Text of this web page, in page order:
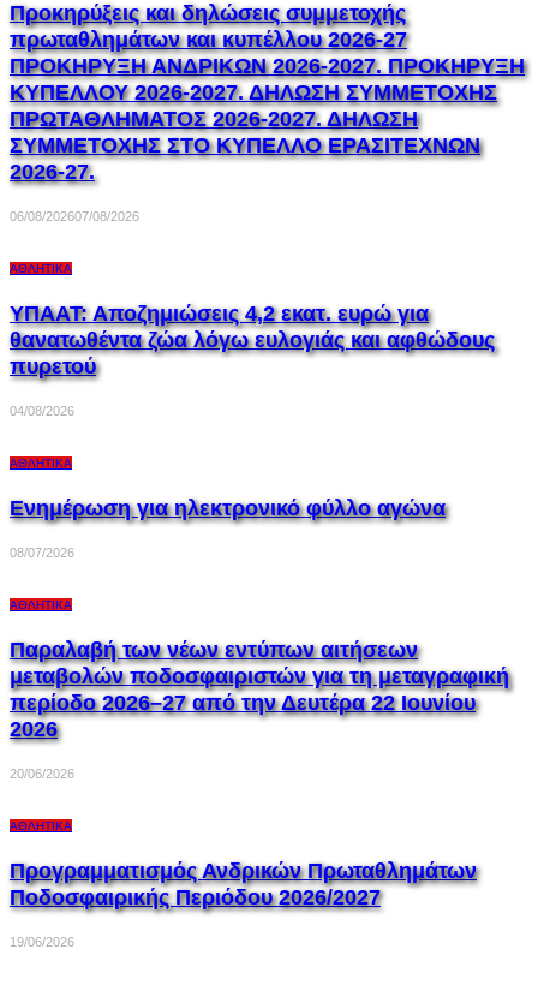
Προκηρύξεις και δηλώσεις συμμετοχής
πρωταθλημάτων και κυπέλλου 2026-27
ΠΡΟΚΗΡΥΞΗ ΑΝΔΡΙΚΩΝ 2026-2027. ΠΡΟΚΗΡΥΞΗ
ΚΥΠΕΛΛΟΥ 2026-2027. ΔΗΛΩΣΗ ΣΥΜΜΕΤΟΧΗΣ
ΠΡΩΤΑΘΛΗΜΑΤΟΣ 2026-2027. ΔΗΛΩΣΗ
ΣΥΜΜΕΤΟΧΗΣ ΣΤΟ ΚΥΠΕΛΛΟ ΕΡΑΣΙΤΕΧΝΩΝ
2026-27.
06/08/202607/08/2026
ΑΘΛΗΤΙΚΆ
ΥΠΑΑΤ: Αποζημιώσεις 4,2 εκατ. ευρώ για
θανατωθέντα ζώα λόγω ευλογιάς και αφθώδους
πυρετού
04/08/2026
ΑΘΛΗΤΙΚΆ
Ενημέρωση για ηλεκτρονικό φύλλο αγώνα
08/07/2026
ΑΘΛΗΤΙΚΆ
Παραλαβή των νέων εντύπων αιτήσεων
μεταβολών ποδοσφαιριστών για τη μεταγραφική
περίοδο 2026–27 από την Δευτέρα 22 Ιουνίου
2026
20/06/2026
ΑΘΛΗΤΙΚΆ
Προγραμματισμός Ανδρικών Πρωταθλημάτων
Ποδοσφαιρικής Περιόδου 2026/2027
19/06/2026